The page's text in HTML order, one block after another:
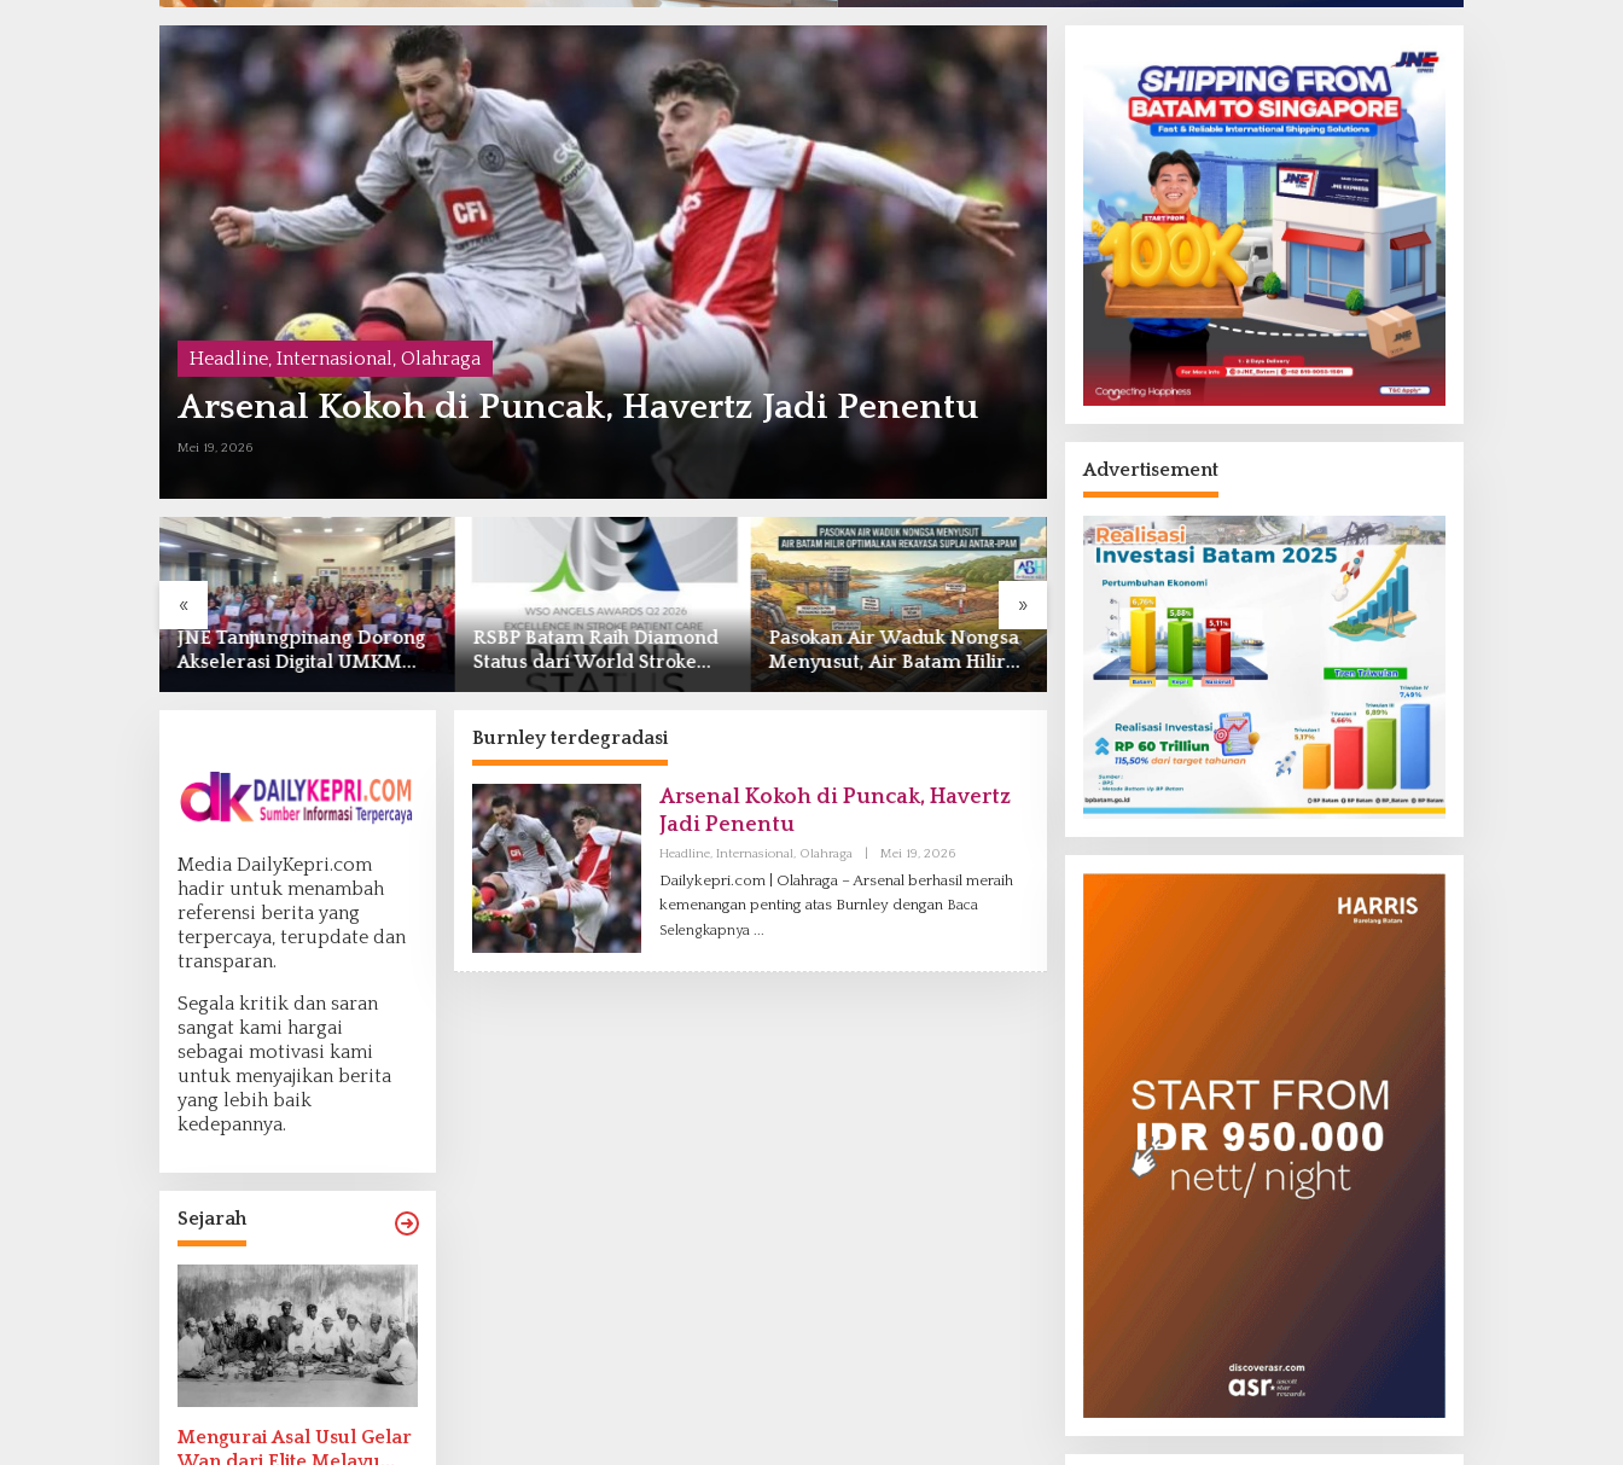
Headline, Internasional, Olahraga
Arsenal Kokoh di Puncak, Havertz Jadi Penentu
Mei 19, 2026
« »
RSBP Batam Raih Diamond
Status dari World Stroke
Pasokan Air Waduk Nongsa
Menyusut, Air Batam Hilir
Optimalkan Rekayasa Suplai
BP Batam Resmi Buka
Batam Prime International
Grassroot Football Festival
Sambut HUT RI, Grand
Mercure Batam Centre
Gelar Promo Kuliner
‘Flavours of Nusantara’
Jemput Bola Layanan Publik
di Bintan, Ombudsman
Kepri Serap Keluhan Bansos
hingga Solar Nelayan
Media DailyKepri.com
hadir untuk menambah
referensi berita yang
terpercaya, terupdate dan
transparan.
Segala kritik dan saran
sangat kami hargai
sebagai motivasi kami
untuk menyajikan berita
yang lebih baik
kedepannya.
Sejarah
Mengurai Asal Usul Gelar
Burnley terdegradasi
Arsenal Kokoh di Puncak, Havertz
Jadi Penentu
Headline, Internasional , Olahraga Mei 19, 2026O
E
H
I
Dailykepri.com | Olahraga – Arsenal berhasil meraih
kemenangan penting atas Burnley dengan Baca
Selengkapnya
Advertisement